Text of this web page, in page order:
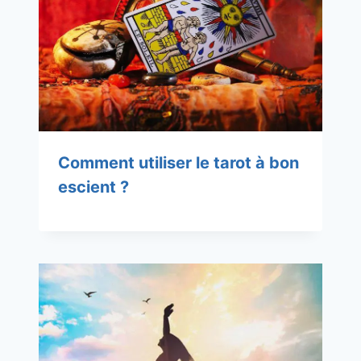
Comment utiliser le tarot à bon
escient ?